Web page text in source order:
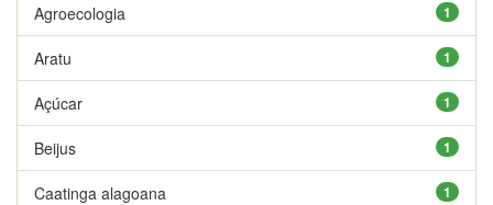
1
Agroecologia
1
Aratu
1
Açúcar
1
Beijus
1
Caatinga alagoana